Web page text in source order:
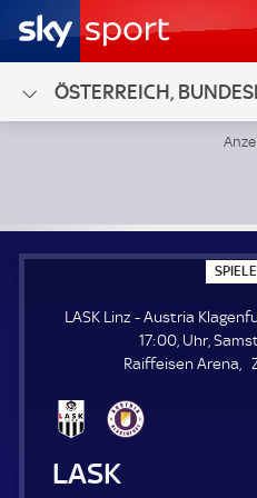
ÖSTERREICH,
LASK Linz - Austria
17:00, Uhr,
Raiffeisen Arena
LASK Linz